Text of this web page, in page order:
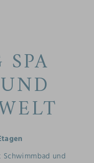
Schwimmbad und